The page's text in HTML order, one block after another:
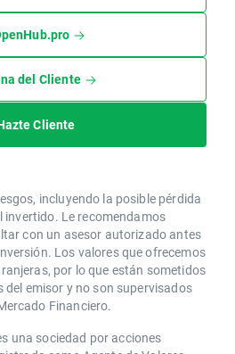
del Cliente
Cliente
incluyendo la posible pérdida
Le recomendamos
con un asesor autorizado antes
Los valores que ofrecemos
por lo que están sometidos
del emisor y no son supervisados
Financiero.
una sociedad por acciones